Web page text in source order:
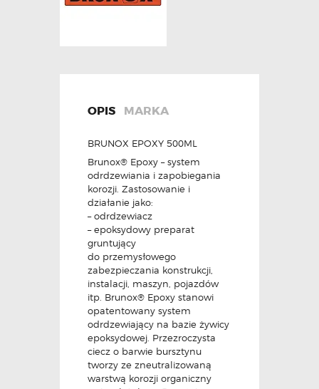
OPIS MARKA
BRUNOX EPOXY 500ML
Brunox® Epoxy – system
odrdzewiania i zapobiegania
korozji. Zastosowanie i
działanie jako:
– odrdzewiacz
– epoksydowy preparat
gruntujący
do przemysłowego
zabezpieczania konstrukcji,
instalacji, maszyn, pojazdów
itp. Brunox® Epoxy stanowi
opatentowany system
odrdzewiający na bazie żywicy
epoksydowej. Przezroczysta
ciecz o barwie bursztynu
tworzy ze zneutralizowaną
warstwą korozji organiczny